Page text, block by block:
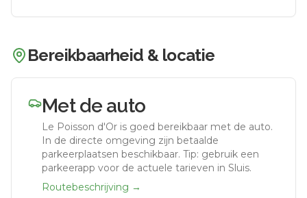
Bereikbaarheid & locatie
Met de auto
Le Poisson d'Or is goed bereikbaar met de auto.
In de directe omgeving zijn betaalde
parkeerplaatsen beschikbaar. Tip: gebruik een
parkeerapp voor de actuele tarieven in Sluis.
Routebeschrijving →